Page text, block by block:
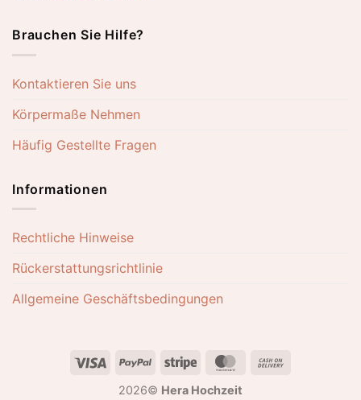
Brauchen Sie Hilfe?
Kontaktieren Sie uns
Körpermaße Nehmen
Häufig Gestellte Fragen
Informationen
Rechtliche Hinweise
Rückerstattungsrichtlinie
Allgemeine Geschäftsbedingungen
Visa PayPal Stripe MasterCard
2026© Hera Hochzeit